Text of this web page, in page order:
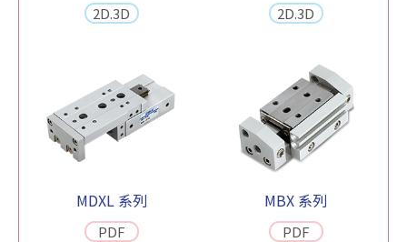
2D.3D
2D.3D
MDXL 系列
PDF
MBX 系列
PDF